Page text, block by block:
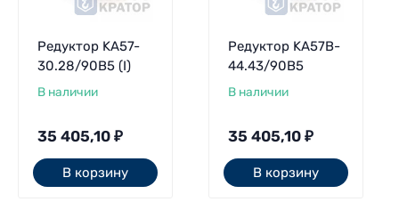
Редуктор KA57-
30.28/90В5 (I)
В наличии
35 405,10 ₽
В корзину
Редуктор KA57B-
44.43/90В5
В наличии
35 405,10 ₽
В корзину